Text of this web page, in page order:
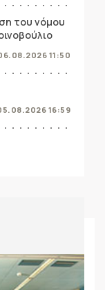
του νόμου
11:50
16:59